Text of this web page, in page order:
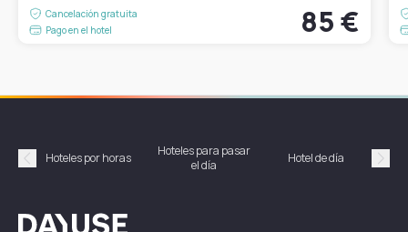
Cancelación gratuita
Pago en el hotel
85 €
Précédent
Hoteles por horas
Hoteles para pasar
el día
Hotel de día
Dayuse